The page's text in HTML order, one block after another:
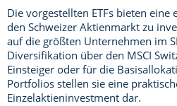
Die vorgestellten ETFs bieten
den Schweizer Aktienmarkt zu
auf die größten Unternehmen im
Diversifikation über den MSCI
Einsteiger oder für die
Portfolios stellen sie eine
Einzelaktieninvestment dar.